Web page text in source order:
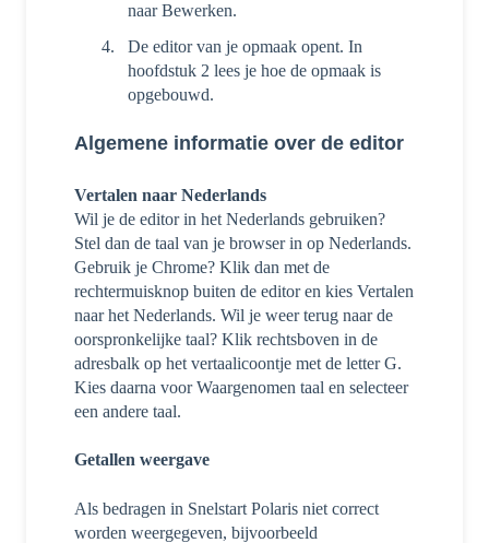
naar Bewerken.
De editor van je opmaak opent. In
hoofdstuk 2 lees je hoe de opmaak is
opgebouwd.
Algemene informatie over de editor
Vertalen naar Nederlands
Wil je de editor in het Nederlands gebruiken?
Stel dan de taal van je browser in op Nederlands.
Gebruik je Chrome? Klik dan met de
rechtermuisknop buiten de editor en kies Vertalen
naar het Nederlands. Wil je weer terug naar de
oorspronkelijke taal? Klik rechtsboven in de
adresbalk op het vertaalicoontje met de letter G.
Kies daarna voor Waargenomen taal en selecteer
een andere taal.
Getallen weergave
Als bedragen in Snelstart Polaris niet correct
worden weergegeven, bijvoorbeeld